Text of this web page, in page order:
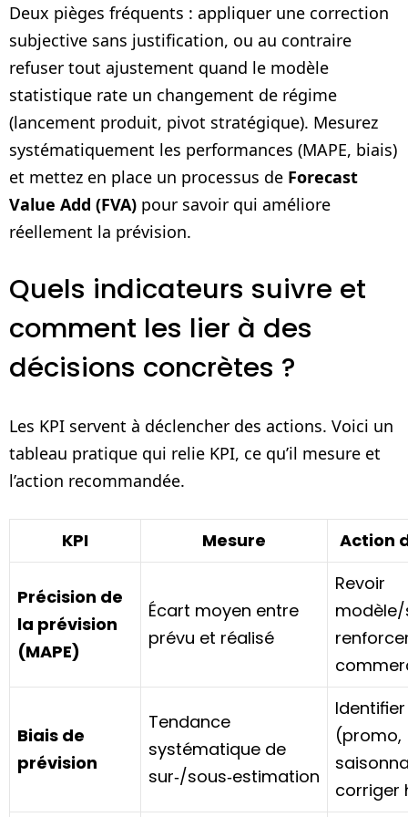
Deux pièges fréquents : appliquer une correction
subjective sans justification, ou au contraire
refuser tout ajustement quand le modèle
statistique rate un changement de régime
(lancement produit, pivot stratégique). Mesurez
systématiquement les performances (MAPE, biais)
et mettez en place un processus de Forecast
Value Add (FVA) pour savoir qui améliore
réellement la prévision.
Quels indicateurs suivre et
comment les lier à des
décisions concrètes ?
Les KPI servent à déclencher des actions. Voici un
tableau pratique qui relie KPI, ce qu’il mesure et
l’action recommandée.
KPI Mesure Action
Précision de
la prévision
(MAPE)
Écart moyen entre
prévu et réalisé
Revoir
Biais de
prévision
Tendance
systématique de
sur‑/sous‑estimation
(promo,
corriger